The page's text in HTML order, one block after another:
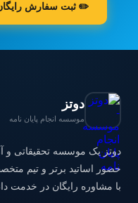
✏️ ثبت سفارش
دوتز
موسسه انجام پایان نامه
با مشاوره رایگان در خدمت